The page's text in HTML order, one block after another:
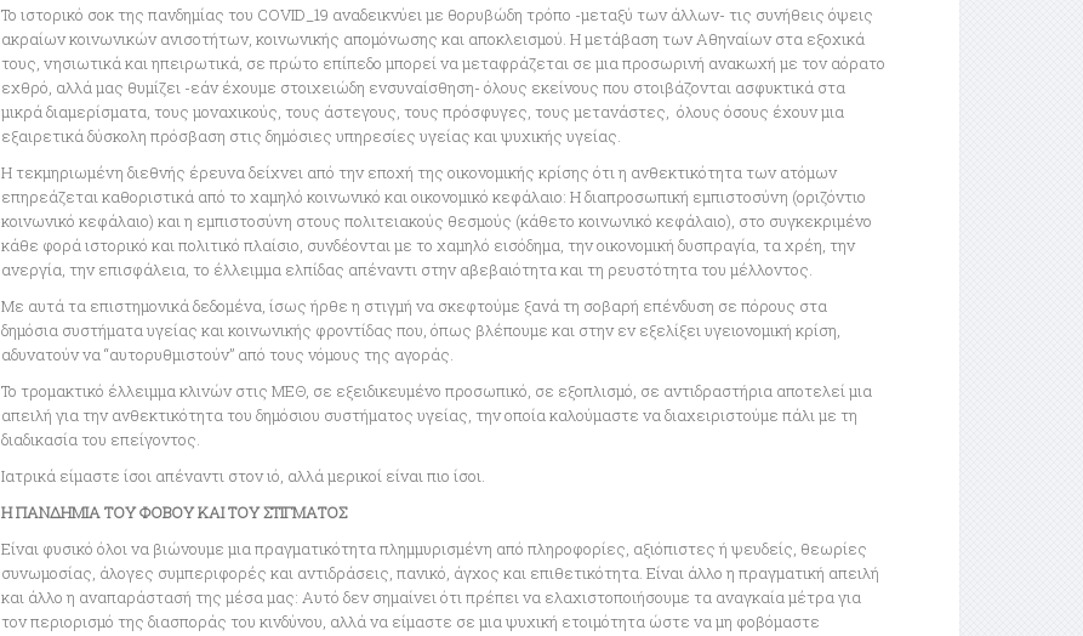
Το ιστορικό σοκ της πανδημίας του COVID_19 αναδεικνύει με θορυβώδη τρόπο -μεταξύ των άλλων- τις συνήθεις όψεις
ακραίων κοινωνικών ανισοτήτων, κοινωνικής απομόνωσης και αποκλεισμού. Η μετάβαση των Αθηναίων στα εξοχικά
τους, νησιωτικά και ηπειρωτικά, σε πρώτο επίπεδο μπορεί να μεταφράζεται σε μια προσωρινή ανακωχή με τον αόρατο
εχθρό, αλλά μας θυμίζει -εάν έχουμε στοιχειώδη ενσυναίσθηση- όλους εκείνους που στοιβάζονται ασφυκτικά στα
μικρά διαμερίσματα, τους μοναχικούς, τους άστεγους, τους πρόσφυγες, τους μετανάστες, όλους όσους έχουν μια
εξαιρετικά δύσκολη πρόσβαση στις δημόσιες υπηρεσίες υγείας και ψυχικής υγείας.
Η τεκμηριωμένη διεθνής έρευνα δείχνει από την εποχή της οικονομικής κρίσης ότι η ανθεκτικότητα των ατόμων
επηρεάζεται καθοριστικά από το χαμηλό κοινωνικό και οικονομικό κεφάλαιο: Η διαπροσωπική εμπιστοσύνη (οριζόντιο
κοινωνικό κεφάλαιο) και η εμπιστοσύνη στους πολιτειακούς θεσμούς (κάθετο κοινωνικό κεφάλαιο), στο συγκεκριμένο
κάθε φορά ιστορικό και πολιτικό πλαίσιο, συνδέονται με το χαμηλό εισόδημα, την οικονομική δυσπραγία, τα χρέη, την
ανεργία, την επισφάλεια, το έλλειμμα ελπίδας απέναντι στην αβεβαιότητα και τη ρευστότητα του μέλλοντος.
Με αυτά τα επιστημονικά δεδομένα, ίσως ήρθε η στιγμή να σκεφτούμε ξανά τη σοβαρή επένδυση σε πόρους στα
δημόσια συστήματα υγείας και κοινωνικής φροντίδας που, όπως βλέπουμε και στην εν εξελίξει υγειονομική κρίση,
αδυνατούν να “αυτορυθμιστούν” από τους νόμους της αγοράς.
Το τρομακτικό έλλειμμα κλινών στις ΜΕΘ, σε εξειδικευμένο προσωπικό, σε εξοπλισμό, σε αντιδραστήρια αποτελεί μια
απειλή για την ανθεκτικότητα του δημόσιου συστήματος υγείας, την οποία καλούμαστε να διαχειριστούμε πάλι με τη
διαδικασία του επείγοντος.
Ιατρικά είμαστε ίσοι απέναντι στον ιό, αλλά μερικοί είναι πιο ίσοι.
Η ΠΑΝΔΗΜΙΑ ΤΟΥ ΦΟΒΟΥ ΚΑΙ ΤΟΥ ΣΤΙΓΜΑΤΟΣ
Είναι φυσικό όλοι να βιώνουμε μια πραγματικότητα πλημμυρισμένη από πληροφορίες, αξιόπιστες ή ψευδείς, θεωρίες
συνωμοσίας, άλογες συμπεριφορές και αντιδράσεις, πανικό, άγχος και επιθετικότητα. Είναι άλλο η πραγματική απειλή
και άλλο η αναπαράστασή της μέσα μας: Αυτό δεν σημαίνει ότι πρέπει να ελαχιστοποιήσουμε τα αναγκαία μέτρα για
τον περιορισμό της διασποράς του κινδύνου, αλλά να είμαστε σε μια ψυχική ετοιμότητα ώστε να μη φοβόμαστε